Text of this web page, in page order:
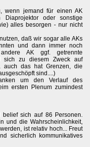
wenn jemand für einen AK
oder sonstige
alles besorgen - nur nicht
daß wir sogar alle AKs
und dann immer noch
AK ggf. getrennte
sich zu diesem Zweck auf
auch das hat Grenzen, die
sind....)
um den Verlauf des
ersten Plenum zumindest
belief sich auf 86 Personen.
und die Wahrscheinlichkeit,
ist relativ hoch... Freut
sicherlich kommunikatives